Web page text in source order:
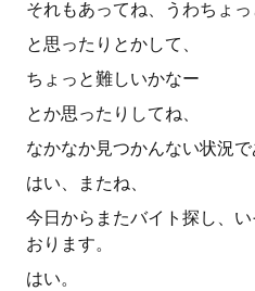
それもあってね、うわちょ
と思ったりとかして、
ちょっと難しいかなー
とか思ったりしてね、
なかなか見つかんない状況で
はい、またね、
今日からまたバイト探し、
おります。
はい。